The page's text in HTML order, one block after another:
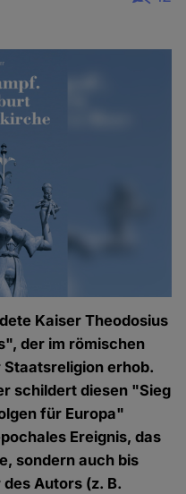
Kaiser Theodosius
der im römischen
Staatsreligion erhob.
schildert diesen "Sieg
für Europa"
Ereignis, das
sondern auch bis
Autors (z. B.